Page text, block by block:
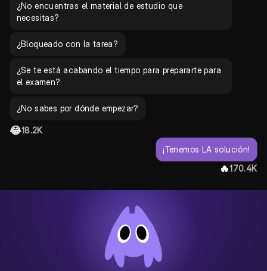
¿No encuentras el material de estudio que
necesitas?
¿Bloqueado con la tarea?
¿Se te está acabando el tiempo para prepararte para
el examen?
¿No sabes por dónde empezar?
😂18.2K
¡Tenemos LA solución!
🔥170.4K